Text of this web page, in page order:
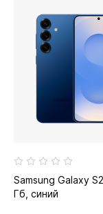
Samsung Galaxy
Гб, синий